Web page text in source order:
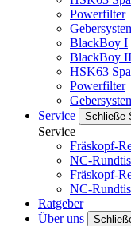
Powerfilter
BlackBoy I
BlackBoy II
HSK63
Powerfilter
Service
Schließe
Service
Fräskopf-
NC-
Fräskopf-
NC-
Ratgeber
Über uns